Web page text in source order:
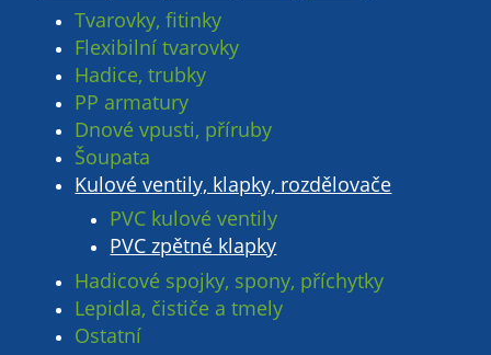
Tvarovky, fitinky
Flexibilní tvarovky
Hadice, trubky
PP armatury
Dnové vpusti, příruby
Šoupata
Kulové ventily, klapky, rozdělovače
PVC kulové ventily
PVC zpětné klapky
Hadicové spojky, spony, příchytky
Lepidla, čističe a tmely
Ostatní